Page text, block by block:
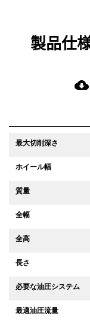
製品仕
cloud_download
最大切削深さ
ホイール幅
質量
全幅
全高
長さ
必要な油圧システム
最適油圧流量